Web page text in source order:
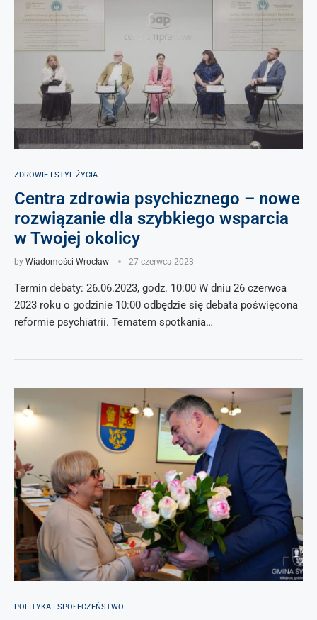
ZDROWIE I STYL ŻYCIA
Centra zdrowia psychicznego – nowe
rozwiązanie dla szybkiego wsparcia
w Twojej okolicy
by Wiadomości Wrocław 27 czerwca 2023
Termin debaty: 26.06.2023, godz. 10:00 W dniu 26 czerwca
2023 roku o godzinie 10:00 odbędzie się debata poświęcona
reformie psychiatrii. Tematem spotkania…
POLITYKA I SPOŁECZEŃSTWO